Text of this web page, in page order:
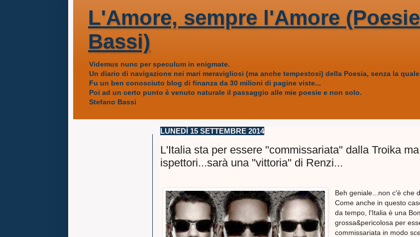
L'Amore, sempre l'Amore
Bassi)
Videmus nunc per speculum in enigmate.
Un diario di navigazione nei mari meravigliosi (ma anche tempestosi) della Poesia, senza la
Fu un ben conosciuto blog di finanza da 30 milioni di pagine viste...
Poi ad un certo punto è venuto naturale il passaggio alle mie poesie e non solo.
Stefano Bassi
LUNEDÌ 15 SETTEMBRE 2014
L'Italia sta per essere "commissariata" dalla Troika
ispettori...sarà una "vittoria" di Renzi...
Beh geniale...non c'è che
Come anche in questo
da tempo, l'Italia è una
grossa&pericolosa per
commissariata in modo